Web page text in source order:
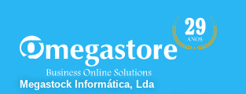
Megastock Informática, Lda